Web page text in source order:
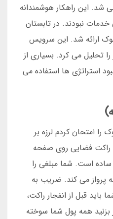
این راهکار هوشمندانه
خدمات نبودند. در تابستان
بوک ارائه شد. این سرویس
تحلیل می کرد. بسیاری از
استراتژی ها استفاده می
را امتحان کردم لرزه بر
راکت فضایی روی صفحه
است. شما مبلغی را
پرواز می کند. ضریب به
باید قبل از انفجار راکت،
بزنید همه پول شما سوخته